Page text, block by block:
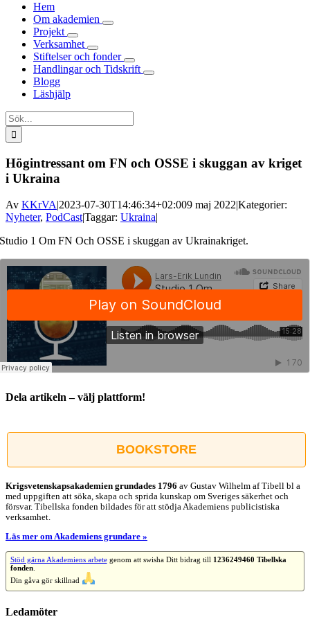
Hem
Om akademien
Projekt
Verksamhet
Stiftelser och fonder
Handlingar och Tidskrift
Blogg
Läshjälp
Sök
efter:
Högintressant om FN och OSSE i skuggan av kriget
i Ukraina
Av KKrVA|2023-07-30T14:46:34+02:009 maj 2022|Kategorier:
Nyheter, PodCast|Taggar: Ukraina|
Studio 1 Om FN Och OSSE i skuggan av Ukrainakriget.
Dela artikeln – välj plattform!
post
BOOKSTORE
Krigsvetenskap­sakademien grundades 1796 av Gustav Wilhelm af Tibell bl a
med uppgiften att söka, skapa och sprida kunskap om Sveriges säkerhet och
försvar. Tibellska fonden bildades för att stödja Akademiens publicistiska
verksamhet.
Läs mer om Akademiens grundare »
Stöd gärna Akademiens arbetegenom att swisha Ditt bidrag till 1236249460 Tibellska
fonden.
Din gåva gör skillnad
Ledamöter